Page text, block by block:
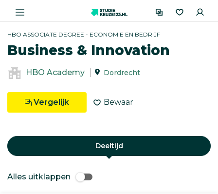
HBO ASSOCIATE DEGREE - ECONOMIE EN BEDRIJF
Business & Innovation
HBO Academy Dordrecht
Vergelijk Bewaar
Deeltijd
Alles uitklappen